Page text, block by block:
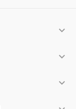


